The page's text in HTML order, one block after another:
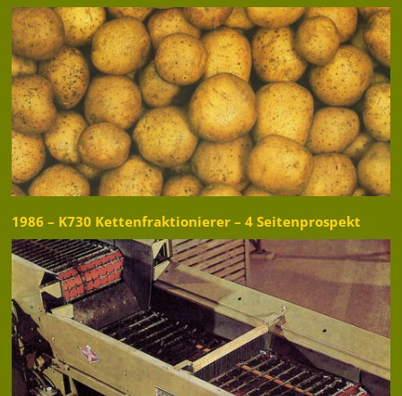
1986 – K730 Kettenfraktionierer – 4 Seitenprospekt